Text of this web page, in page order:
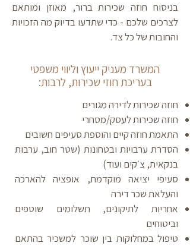
בניסוח חוזה שכירות ברור, מאוזן ומותאם
לצרכים שלכם - כדי שתדעו בדיוק מה הזכויות
והחובות של כל צד.
המשרד מעניק ייעוץ וליווי משפטי
בעריכת חוזי שכירות, לרבות:
חוזה שכירות לדירה מגורים
חוזה שכירות לעסק/מסחרי
התאמת חוזה קיים והוספת סעיפים חשובים
הסדרת ערבויות ובטחונות (שטר חוב, ערבות
בנקאית, צ׳קים ועוד)
סעיפי יציאה מוקדמת, אופציה להארכה
והעלאת שכר דירה
אחריות לתיקונים, תשלומים שוטפים
וביטוחים
טיפול במחלוקות בין שוכר למשכיר בהתאם